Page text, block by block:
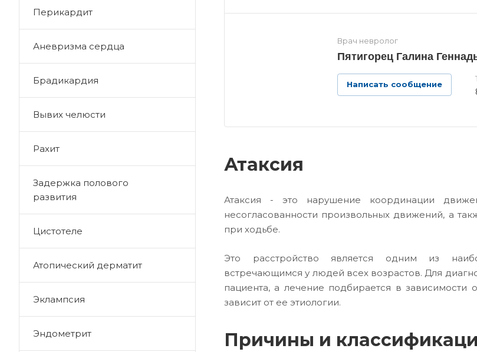
Врач невролог
Пятигорец Галина
Написать сообщение
Атаксия
Атаксия - это нарушение координации
несогласованности произвольных движений, а
при ходьбе.
Это расстройство является одним из
встречающимся у людей всех возрастов. Для
пациента, а лечение подбирается в
зависит от ее этиологии.
Причины и
Перикардит
Аневризма сердца
Брадикардия
Вывих челюсти
Рахит
Задержка полового
развития
Цистотеле
Атопический дерматит
Эклампсия
Эндометрит